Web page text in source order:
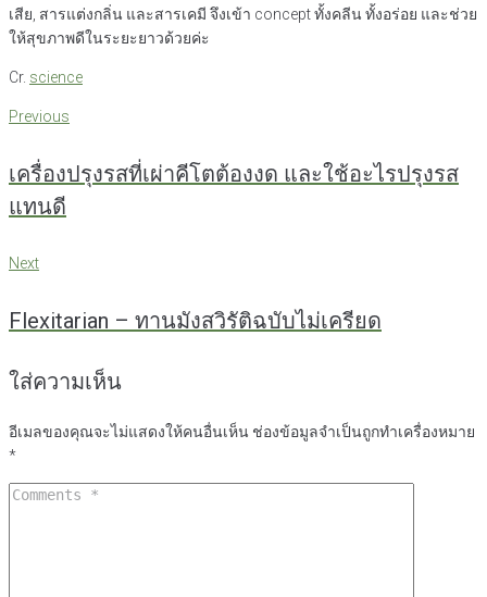
เสีย, สารแต่งกลิ่น และสารเคมี จึงเข้า concept ทั้งคลีน ทั้งอร่อย และช่วย
ให้สุขภาพดีในระยะยาวด้วยค่ะ
Cr. science
แนะแนว
เรื่อง
Previous
Previous
เครื่องปรุงรสที่เผ่าคีโตต้องงด และใช้อะไรปรุงรส
แทนดี
Next
Next
Flexitarian – ทานมังสวิรัติฉบับไม่เครียด
ใส่ความเห็น
อีเมลของคุณจะไม่แสดงให้คนอื่นเห็น ช่องข้อมูลจำเป็นถูกทำเครื่องหมาย
*